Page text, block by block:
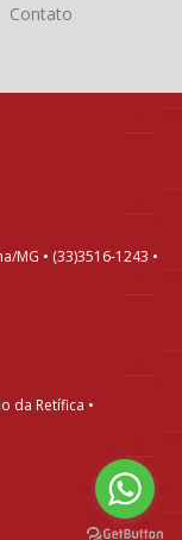
Contato
MG • (33)3516-1243 •
da Retífica •